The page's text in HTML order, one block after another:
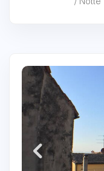
/ Notte